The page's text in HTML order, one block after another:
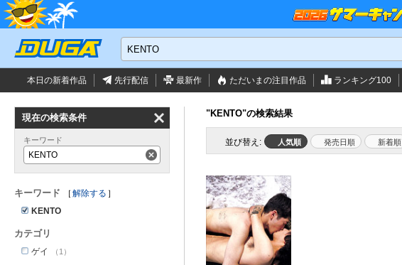
本日の新着作品 先行配信 最新作 ただいまの注目作品 ランキング100
"KENTO"の検索結果
並び替え: 人気順 発売日順 新着順
現在の検索条件
キーワード
KENTO
キーワード
解除する
KENTO
カテゴリ
ゲイ （1）